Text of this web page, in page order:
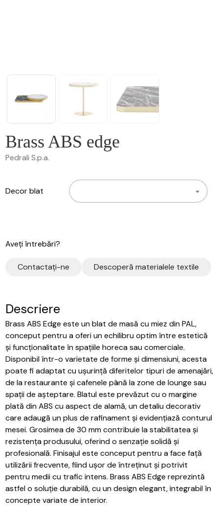
Brass ABS edge
Pedrali S.p.a.
Decor blat
Aveți întrebări?
Contactaţi-ne Descoperă materialele textile
Descriere
Brass ABS Edge este un blat de masă cu miez din PAL,
conceput pentru a oferi un echilibru optim între estetică
și funcționalitate în spațiile horeca sau comerciale.
Disponibil într-o varietate de forme și dimensiuni, acesta
poate fi adaptat cu ușurință diferitelor tipuri de amenajări,
de la restaurante și cafenele până la zone de lounge sau
spații de așteptare. Blatul este prevăzut cu o margine
plată din ABS cu aspect de alamă, un detaliu decorativ
care adaugă un plus de rafinament și evidențiază conturul
mesei. Grosimea de 30 mm contribuie la stabilitatea și
rezistența produsului, oferind o senzație solidă și
profesională. Finisajul este conceput pentru a face față
utilizării frecvente, fiind ușor de întreținut și potrivit
pentru medii cu trafic intens. Brass ABS Edge reprezintă
astfel o soluție durabilă, cu un design elegant, integrabil în
concepte variate de interior.